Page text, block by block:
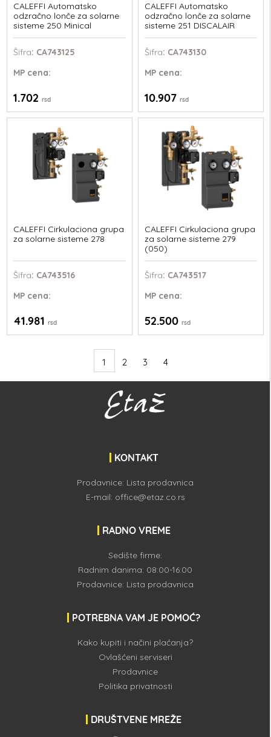
CALEFFI Automatsko
odzračno lonče za solarne
sisteme 250 Minical
Šifra: CA743125
MP cena:
1.702rsd
CALEFFI Automatsko
odzračno lonče za solarne
sisteme 251 DISCALAIR
Šifra: CA743130
MPcena:
10.907 rsd
CALEFFI Cirkulaciona grupa
za solarne sisteme 278
Šifra: CA743516
MP cena:
41.981rsd
CALEFFI Cirkulaciona grupa
za solarne sisteme 279
(050)
Šifra: CA743517
MPcena:
52.500 rsd
1 2 3 4
KONTAKT
Prodavnice: Lista prodavnica
E-mail: office@etaz.co.rs
RADNO VREME
Sedište firme:
Radnim danima: 08:00-16:00
Prodavnice: Lista prodavnica
POTREBNA VAM JE POMOĆ?
Kako kupiti i načini plaćanja?
Ovlašćeni serviseri
Prodavnice
Politika privatnosti
DRUŠTVENE MREŽE